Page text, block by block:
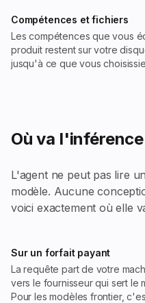
Compétences et fichiers
Les compétences que vous
produit restent sur votre
jusqu'à ce que vous
Où va l'inférence
L'agent ne peut pas lire
modèle. Aucune
voici exactement où elle
Sur un forfait payant
La requête part de votre
vers le fournisseur qui sert le
Pour les modèles frontier,